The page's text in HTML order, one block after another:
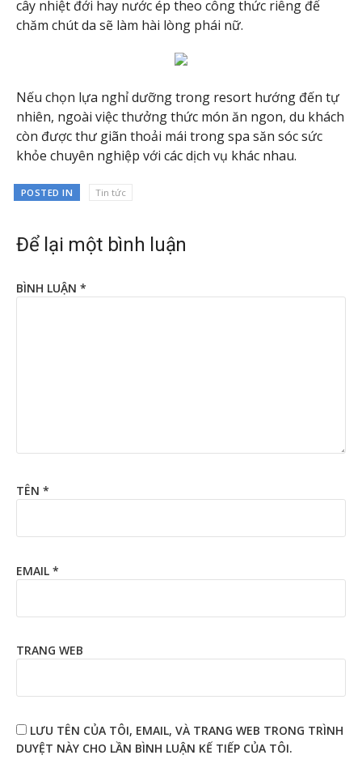
cây nhiệt đới hay nước ép theo công thức riêng để
chăm chút da sẽ làm hài lòng phái nữ.
Nếu chọn lựa nghỉ dưỡng trong resort hướng đến tự
nhiên, ngoài việc thưởng thức món ăn ngon, du khách
còn được thư giãn thoải mái trong spa săn sóc sức
khỏe chuyên nghiệp với các dịch vụ khác nhau.
POSTED IN Tin tức
Để lại một bình luận
BÌNH LUẬN *
TÊN *
EMAIL *
TRANG WEB
LƯU TÊN CỦA TÔI, EMAIL, VÀ TRANG WEB TRONG TRÌNH
DUYỆT NÀY CHO LẦN BÌNH LUẬN KẾ TIẾP CỦA TÔI.